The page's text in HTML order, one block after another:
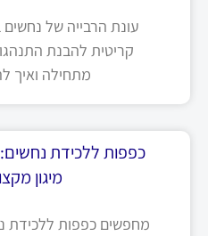
עונת הרבייה של
קריטית להבנת
מתחילה ואיך
כפפות ללכידת
מיגון
מחפשים כפפות ללכידת